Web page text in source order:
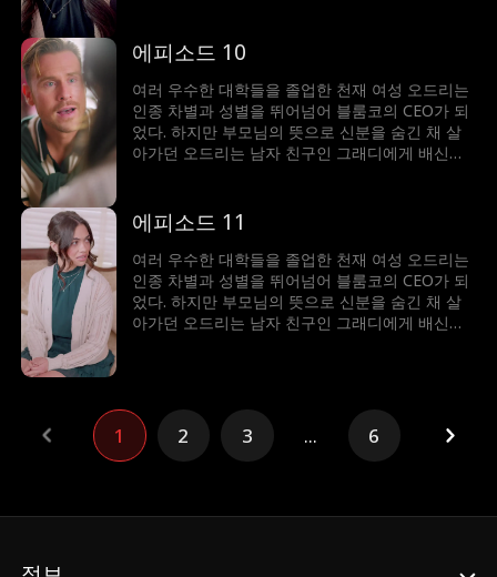
움을 받아 위기를 피하고, 언제나 적으로만 생각했
던 말로우의 진심을 알게 되면서 함께 어려움을 헤
쳐나가게 된다
에피소드 10
여러 우수한 대학들을 졸업한 천재 여성 오드리는
인종 차별과 성별을 뛰어넘어 블룸코의 CEO가 되
었다. 하지만 부모님의 뜻으로 신분을 숨긴 채 살
아가던 오드리는 남자 친구인 그래디에게 배신을
움을 받아 위기를 피하고, 언제나 적으로만 생각했
던 말로우의 진심을 알게 되면서 함께 어려움을 헤
쳐나가게 된다
에피소드 11
여러 우수한 대학들을 졸업한 천재 여성 오드리는
인종 차별과 성별을 뛰어넘어 블룸코의 CEO가 되
었다. 하지만 부모님의 뜻으로 신분을 숨긴 채 살
아가던 오드리는 남자 친구인 그래디에게 배신을
던 말로우의 진심을 알게 되면서 함께 어려움을 헤
쳐나가게 된다
1 2 3 ... 6